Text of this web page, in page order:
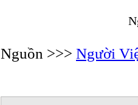
Ngô Nhân
Nguồn >>> Người